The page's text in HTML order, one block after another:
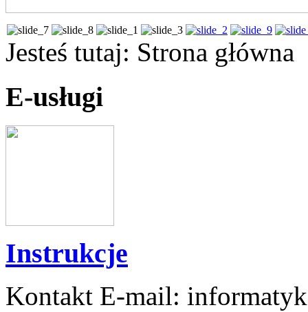
Jesteś tutaj: Strona główna
E-usługi
Instrukcje
Kontakt E-mail: